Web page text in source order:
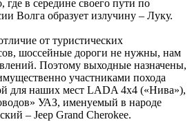
где в середине своего пути по
Волга образует излучину – Луку.
от туристических
шоссейные дороги не нужны, нам
Поэтому выходные назначены,
участниками похода
для наших мест LADA 4x4 («Нива»),
УАЗ, именуемый в народе
– Jeep Grand Cherokee.